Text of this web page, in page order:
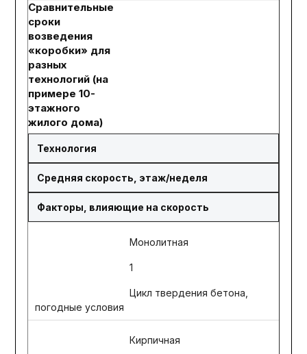
Сравнительные
сроки
возведения
«коробки» для
разных
технологий (на
примере 10-
этажного
жилого дома)
Технология
Средняя скорость, этаж/неделя
Факторы, влияющие на скорость
Монолитная
1
Цикл твердения бетона,
погодные условия
Кирпичная